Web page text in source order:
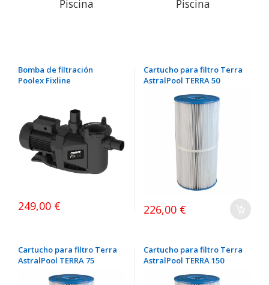
Piscina
Piscina
Bomba de filtración
Poolex Fixline
249,00 €
Cartucho para filtro Terra
AstralPool TERRA 50
226,00 €
Cartucho para filtro Terra
AstralPool TERRA 75
Cartucho para filtro Terra
AstralPool TERRA 150